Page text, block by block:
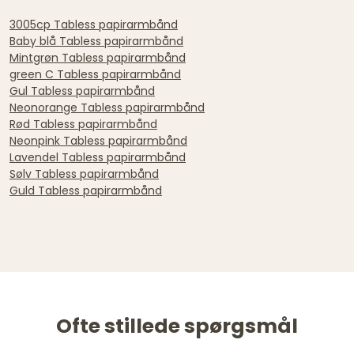
3005cp Tabless papirarmbånd
Baby blå Tabless papirarmbånd
Mintgrøn Tabless papirarmbånd
green C Tabless papirarmbånd
Gul Tabless papirarmbånd
Neonorange Tabless papirarmbånd
Rød Tabless papirarmbånd
Neonpink Tabless papirarmbånd
Lavendel Tabless papirarmbånd
Sølv Tabless papirarmbånd
Guld Tabless papirarmbånd
Ofte stillede spørgsmål